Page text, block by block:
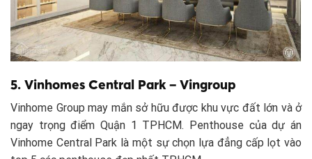
5. Vinhomes Central Park – Vingroup
Vinhome Group may mắn sở hữu được khu vực đất lớn và ở
ngay trọng điểm Quận 1 TPHCM. Penthouse của dự án
Vinhome Central Park là một sự chọn lựa đẳng cấp lọt vào